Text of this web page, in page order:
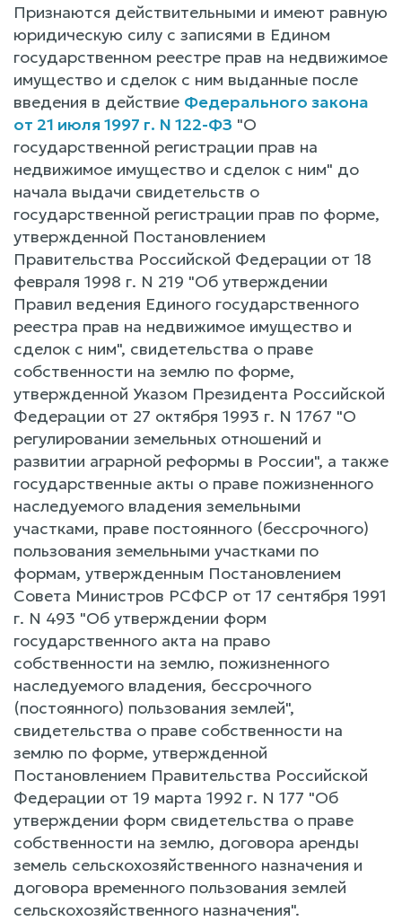
Признаются действительными и имеют равную
юридическую силу с записями в Едином
государственном реестре прав на недвижимое
имущество и сделок с ним выданные после
введения в действие Федерального закона
от 21 июля 1997 г. N 122-ФЗ "О
государственной регистрации прав на
недвижимое имущество и сделок с ним" до
начала выдачи свидетельств о
государственной регистрации прав по форме,
утвержденной Постановлением
Правительства Российской Федерации от 18
февраля 1998 г. N 219 "Об утверждении
Правил ведения Единого государственного
реестра прав на недвижимое имущество и
сделок с ним", свидетельства о праве
собственности на землю по форме,
утвержденной Указом Президента Российской
Федерации от 27 октября 1993 г. N 1767 "О
регулировании земельных отношений и
развитии аграрной реформы в России", а также
государственные акты о праве пожизненного
наследуемого владения земельными
участками, праве постоянного (бессрочного)
пользования земельными участками по
формам, утвержденным Постановлением
Совета Министров РСФСР от 17 сентября 1991
г. N 493 "Об утверждении форм
государственного акта на право
собственности на землю, пожизненного
наследуемого владения, бессрочного
(постоянного) пользования землей",
свидетельства о праве собственности на
землю по форме, утвержденной
Постановлением Правительства Российской
Федерации от 19 марта 1992 г. N 177 "Об
утверждении форм свидетельства о праве
собственности на землю, договора аренды
земель сельскохозяйственного назначения и
договора временного пользования землей
сельскохозяйственного назначения".